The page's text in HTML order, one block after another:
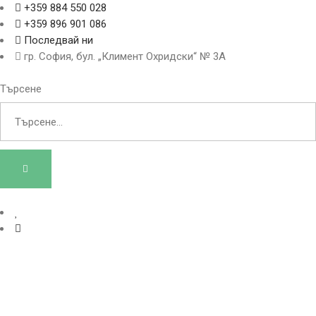
+359 884 550 028
+359 896 901 086
Последвай ни
гр. София, бул. „Климент Охридски“ № 3A
Търсене